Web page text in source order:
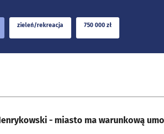
zieleń/rekreacja 750 000 zł
- miasto ma warunkową